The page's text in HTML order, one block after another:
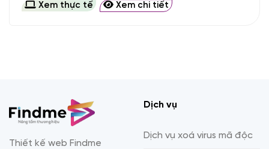
Xem thực tế Xem chi tiết
Thiết kế web Findme
Dịch vụ
Dịch vụ xoá virus mã độc